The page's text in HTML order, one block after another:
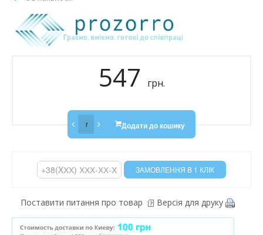
547 грн.
Додати до кошику
Поставити питання про товар Версія для друку